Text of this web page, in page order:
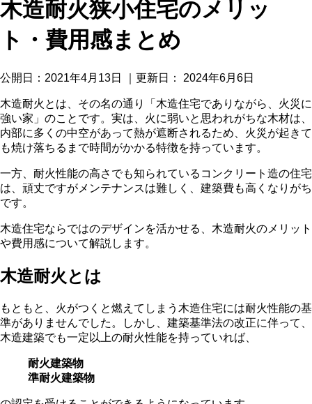
木造耐火狭小住宅のメリッ
ト・費用感まとめ
公開日： 2021年4月13日 ｜更新日： 2024年6月6日
木造耐火とは、その名の通り「木造住宅でありながら、火災に
強い家」のことです。実は、火に弱いと思われがちな木材は、
内部に多くの中空があって熱が遮断されるため、火災が起きて
も焼け落ちるまで時間がかかる特徴を持っています。
一方、耐火性能の高さでも知られているコンクリート造の住宅
は、頑丈ですがメンテナンスは難しく、建築費も高くなりがち
です。
木造住宅ならではのデザインを活かせる、木造耐火のメリット
や費用感について解説します。
木造耐火とは
もともと、火がつくと燃えてしまう木造住宅には耐火性能の基
準がありませんでした。しかし、建築基準法の改正に伴って、
木造建築でも一定以上の耐火性能を持っていれば、
耐火建築物
準耐火建築物